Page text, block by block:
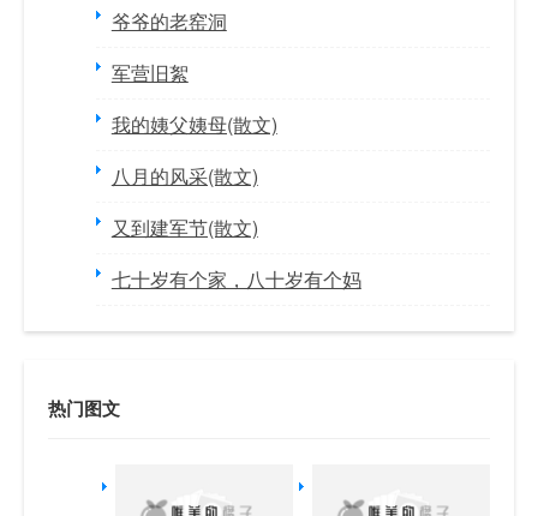
爷爷的老窑洞
军营旧絮
我的姨父姨母(散文)
八月的风采(散文)
又到建军节(散文)
七十岁有个家，八十岁有个妈
热门图文